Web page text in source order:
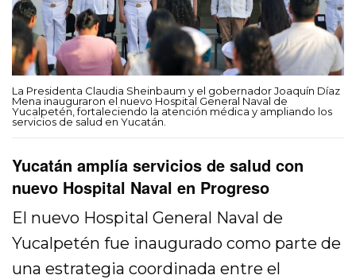
La Presidenta Claudia Sheinbaum y el gobernador Joaquín Díaz
Mena inauguraron el nuevo Hospital General Naval de
Yucalpetén, fortaleciendo la atención médica y ampliando los
servicios de salud en Yucatán.
Yucatán amplía servicios de salud con
nuevo Hospital Naval en Progreso
El nuevo Hospital General Naval de
Yucalpetén fue inaugurado como parte de
una estrategia coordinada entre el